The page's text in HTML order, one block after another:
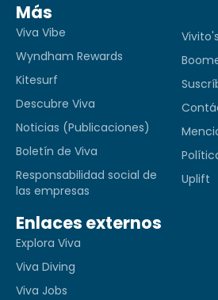
Más
Viva Vibe
Wyndham Rewards
Kitesurf
Descubre Viva
Noticias (Publicaciones)
Boletín de Viva
Responsabilidad social de
las empresas
Uplift
Enlaces externos
Explora Viva
Viva Diving
Viva Jobs